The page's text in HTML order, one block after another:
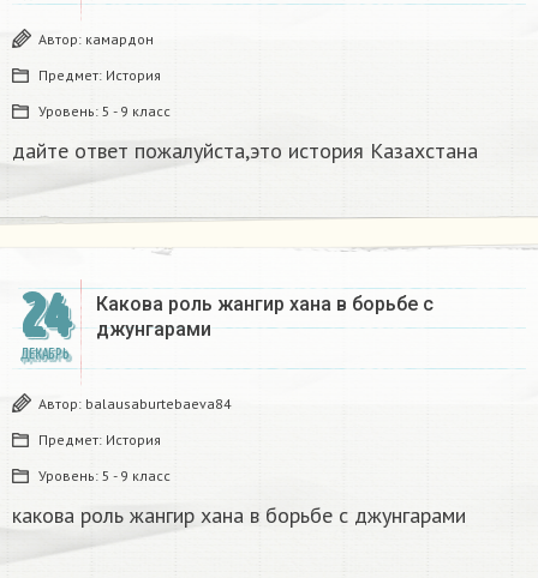
Автор: камардон
Предмет: История
Уровень: 5 - 9 класс
дайте ответ пожалуйста,это история Казахстана
24
ДЕКАБРЬ
Какова роль жангир хана в борьбе с
джунгарами​
Автор: balausaburtebaeva84
Предмет: История
Уровень: 5 - 9 класс
какова роль жангир хана в борьбе с джунгарами​